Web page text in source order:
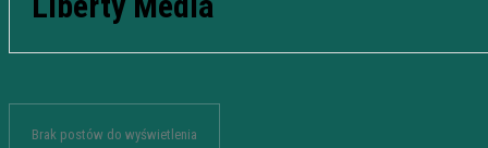
Brak postów do wyświetlenia